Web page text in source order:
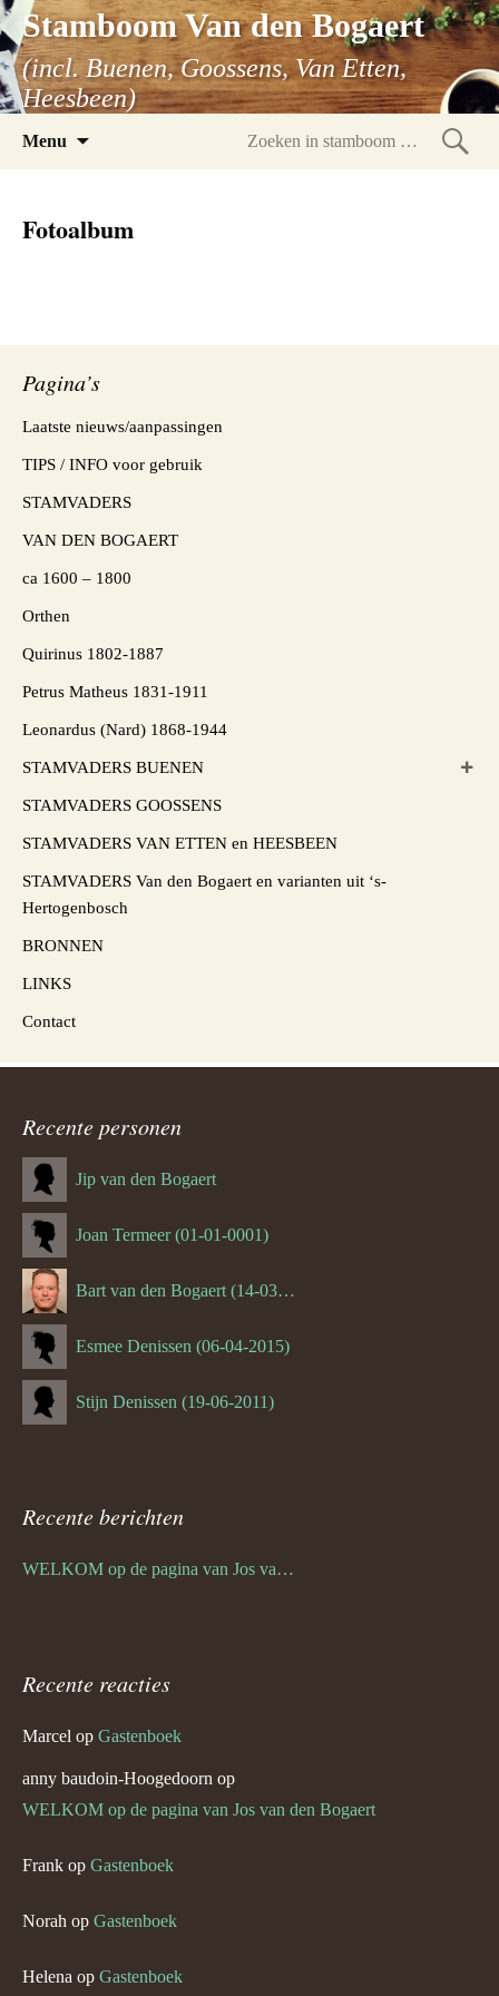
Stamboom Van den Bogaert
(incl. Buenen, Goossens, Van Etten,
Heesbeen)
Menu
Fotoalbum
Pagina’s
Laatste nieuws/aanpassingen
TIPS / INFO voor gebruik
STAMVADERS
VAN DEN BOGAERT
ca 1600 – 1800
Orthen
Quirinus 1802-1887
Petrus Matheus 1831-1911
Leonardus (Nard) 1868-1944
STAMVADERS BUENEN
STAMVADERS GOOSSENS
STAMVADERS VAN ETTEN en HEESBEEN
STAMVADERS Van den Bogaert en varianten uit ‘s-
Hertogenbosch
BRONNEN
LINKS
Contact
Recente personen
Jip van den Bogaert
Joan Termeer (01-01-0001)
Bart van den Bogaert (14-03-1980)
Esmee Denissen (06-04-2015)
Stijn Denissen (19-06-2011)
Recente berichten
WELKOM op de pagina van Jos van den Bogaert
Recente reacties
Marcel op Gastenboek
anny baudoin-Hoogedoorn op
WELKOM op de pagina van Jos van den Bogaert
Frank op Gastenboek
Norah op Gastenboek
Helena op Gastenboek